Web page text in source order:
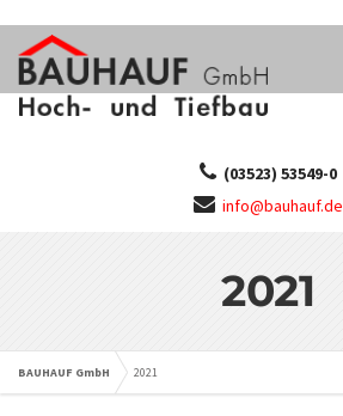
(03523) 53549-0
info@bauhauf.de
2021
BAUHAUF GmbH 2021